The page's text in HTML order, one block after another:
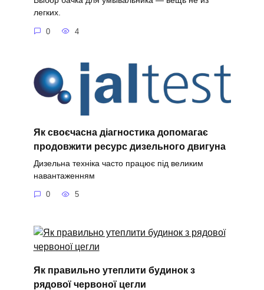
легких.
0 4
Як своєчасна діагностика допомагає
продовжити ресурс дизельного двигуна
Дизельна техніка часто працює під великим
навантаженням
0 5
Як правильно утеплити будинок з
рядової червоної цегли